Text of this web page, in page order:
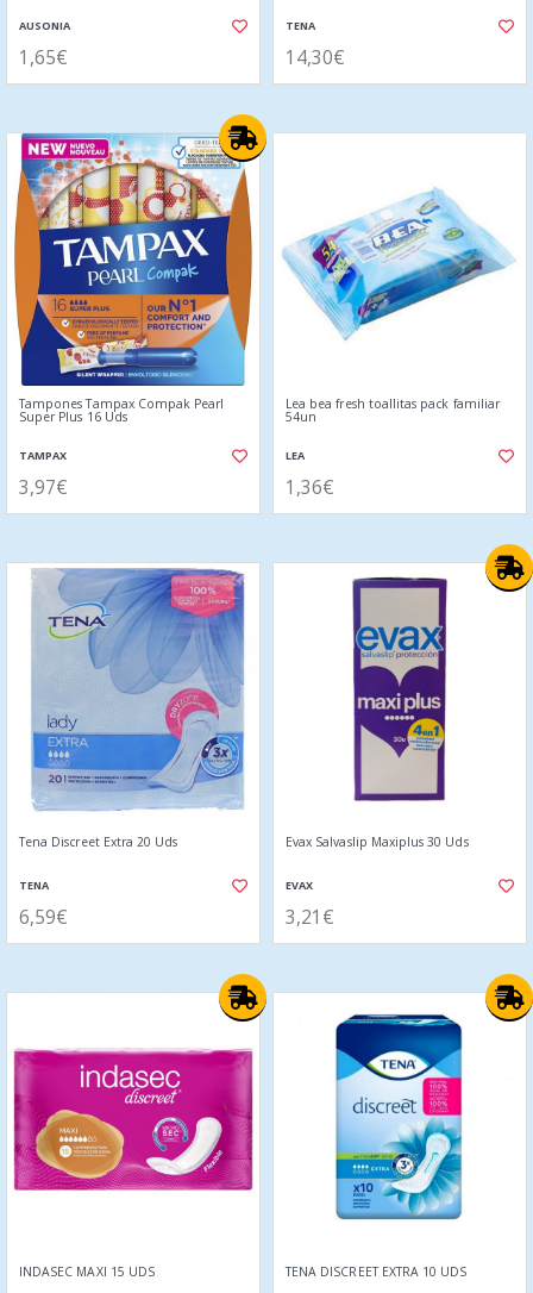
AUSONIA
1,65€
TENA
14,30€
Tampones Tampax Compak Pearl
Super Plus 16 Uds
TAMPAX
3,97€
Lea bea fresh toallitas pack familiar
54un
LEA
1,36€
Tena Discreet Extra 20 Uds
TENA
6,59€
Evax Salvaslip Maxiplus 30 Uds
EVAX
3,21€
INDASEC MAXI 15 UDS TENA DISCREET EXTRA 10 UDS